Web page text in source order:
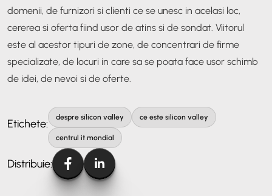
domenii, de furnizori si clienti ce se unesc in acelasi loc,
cererea si oferta fiind usor de atins si de sondat. Viitorul
este al acestor tipuri de zone, de concentrari de firme
specializate, de locuri in care sa se poata face usor schimb
de idei, de nevoi si de oferte.
Etichete: despre silicon valley ce este silicon valley
centrul it mondial
Distribuie: